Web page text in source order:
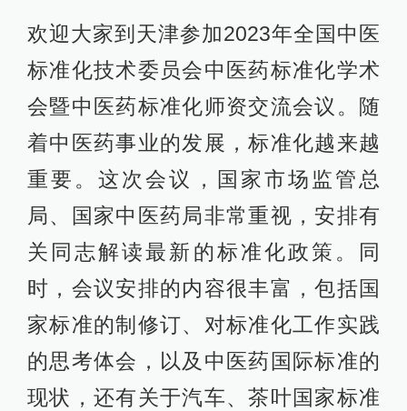
欢迎大家到天津参加2023年全国中医
标准化技术委员会中医药标准化学术
会暨中医药标准化师资交流会议。随
着中医药事业的发展，标准化越来越
重要。这次会议，国家市场监管总
局、国家中医药局非常重视，安排有
关同志解读最新的标准化政策。同
时，会议安排的内容很丰富，包括国
家标准的制修订、对标准化工作实践
的思考体会，以及中医药国际标准的
现状，还有关于汽车、茶叶国家标准